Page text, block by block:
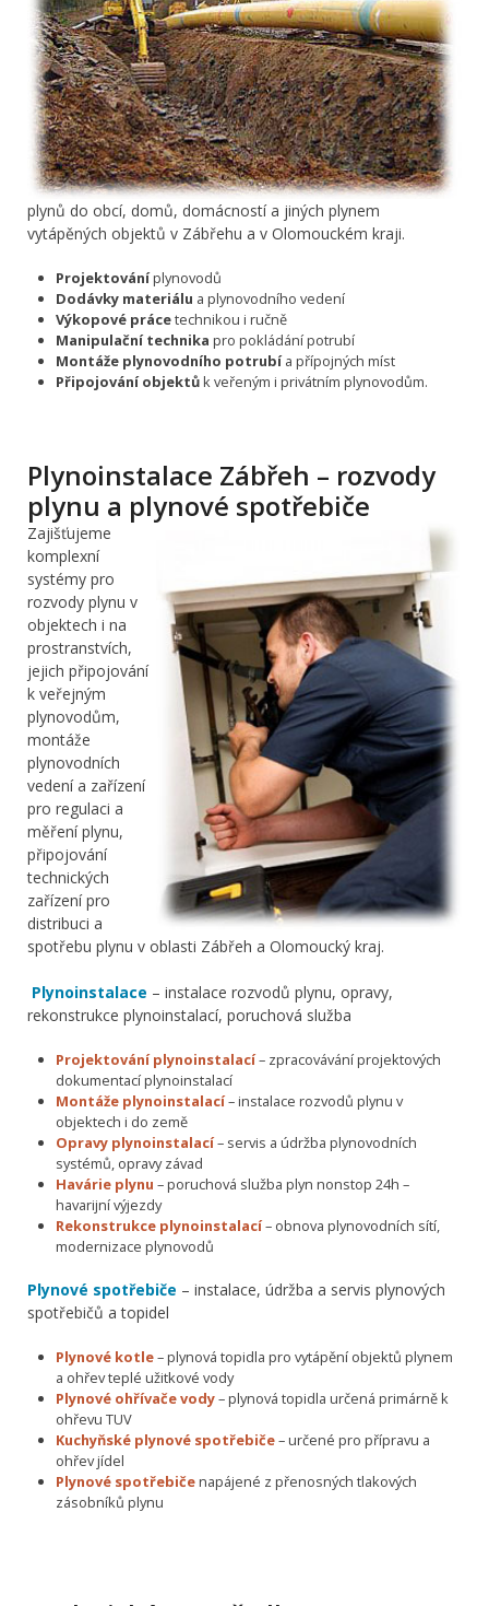
plynů do obcí, domů, domácností a jiných plynem
vytápěných objektů v Zábřehu a v Olomouckém kraji.
Projektováníplynovodů
Dodávky materiálu a plynovodního vedení
Výkopové prácetechnikou i ručně
Manipulační technika pro pokládání potrubí
Montáže plynovodního potrubía přípojných míst
Připojování objektůk veřeným i privátním plynovodům.
Plynoinstalace Zábřeh – rozvody
plynu a plynové spotřebiče
Zajišťujeme
komplexní
systémy pro
rozvody plynu v
objektech i na
prostranstvích,
jejich připojování
k veřejným
plynovodům,
montáže
plynovodních
vedení a zařízení
pro regulaci a
měření plynu,
připojování
technických
zařízení pro
distribuci a
spotřebu plynu v oblasti Zábřeh a Olomoucký kraj.
Plynoinstalace – instalace rozvodů plynu, opravy,
rekonstrukce plynoinstalací, poruchová služba
Projektování plynoinstalací– zpracovávání projektových
dokumentací plynoinstalací
Montáže plynoinstalací– instalace rozvodů plynu v
objektech i do země
Opravy plynoinstalací– servis a údržba plynovodních
systémů, opravy závad
Havárie plynu – poruchová služba plyn nonstop 24h –
havarijní výjezdy
Rekonstrukce plynoinstalací– obnova plynovodních sítí,
modernizace plynovodů
Plynové spotřebiče – instalace, údržba a servis plynových
spotřebičů a topidel
Plynové kotle– plynová topidla pro vytápění objektů plynem
a ohřev teplé užitkové vody
Plynové ohřívače vody– plynová topidla určená primárně k
ohřevu TUV
Kuchyňské plynové spotřebiče– určené pro přípravu a
ohřev jídel
Plynové spotřebičenapájené z přenosných tlakových
zásobníků plynu